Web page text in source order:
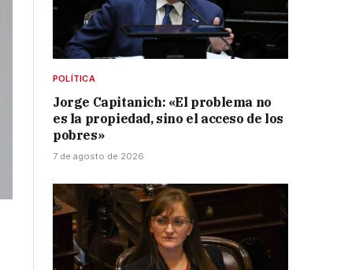
POLÍTICA
Jorge Capitanich: «El problema no
es la propiedad, sino el acceso de los
pobres»
7 de agosto de 2026